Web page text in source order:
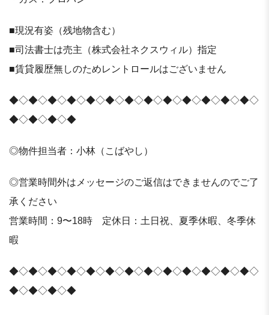
■現況有姿（残地物含む）
■司法書士は売主（株式会社ネクスウィル）指定
■賃貸履歴無しのためレントロールはございません
◆◇◆◇◆◇◆◇◆◇◆◇◆◇◆◇◆◇◆◇◆◇◆◇◆◇
◆◇◆◇◆◇◆
◎物件担当者：小林（こばやし）
◎営業時間外はメッセージのご返信はできませんのでご了
承ください
営業時間：9〜18時 定休日：土日祝、夏季休暇、冬季休
暇
◆◇◆◇◆◇◆◇◆◇◆◇◆◇◆◇◆◇◆◇◆◇◆◇◆◇
◆◇◆◇◆◇◆